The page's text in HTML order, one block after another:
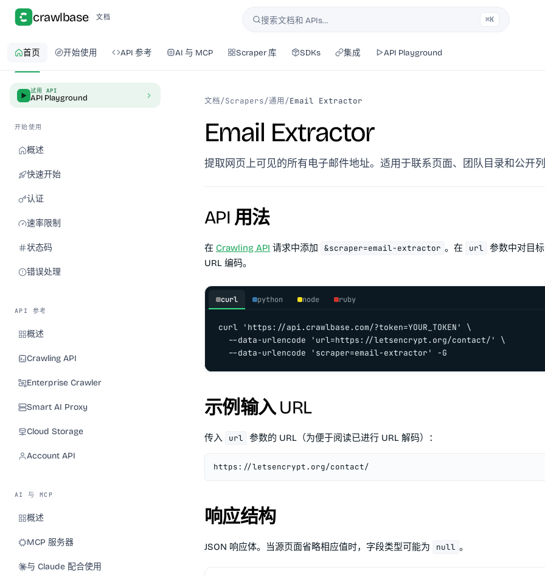
crawlbase 文档
搜索搜索文档和 APIs… ⌘K
首页 开始使用 API 参考 AI 与 MCP Scraper 库 SDKs 集成 API Playground
试用 API
API Playground
开始使用
概述
快速开始
认证
速率限制
状态码
错误处理
API 参考
概述
Crawling API
Enterprise Crawler
Smart AI Proxy
Cloud Storage
Account API
AI 与 MCP
概述
MCP 服务器
与 Claude 配合使用
文档/Scrapers/通用/Email Extractor
Email Extractor
提取网页上可见的所有电子邮件地址。适用于联系页面、团队目录和公开
API 用法
在 Crawling API 请求中添加 &scraper=email-extractor 。在 url
参数中对目
URL 编码。
curl python node ruby
curl 'https://api.crawlbase.com/?token=YOUR_TOKEN' \
  --data-urlencode 'url=https://letsencrypt.org/contact/' \
  --data-urlencode 'scraper=email-extractor' -G
示例输入 URL
传入 url 参数的 URL（为便于阅读已进行 URL 解码）：
https://letsencrypt.org/contact/
响应结构
JSON 响应体。当源页面省略相应值时，字段类型可能为 null 。